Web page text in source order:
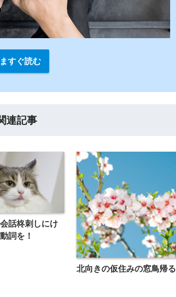
すぐ読む
連記事
話柊刺しにけ
詞を！
北向きの仮住みの窓鳥帰る